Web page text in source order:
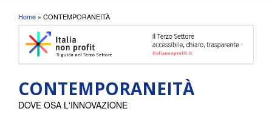
Tu sei qui
Home » CONTEMPORANEITÀ
CONTEMPORANEITÀ
DOVE OSA L'INNOVAZIONE